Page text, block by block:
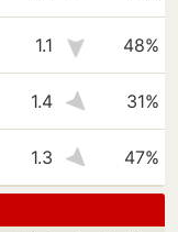
1.1 48%
1.4 31%
1.3 47%